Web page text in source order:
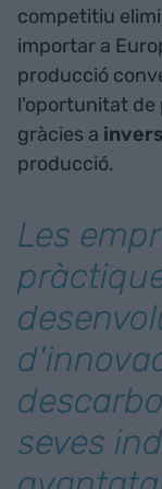
competitiu
importar a
producció
l'oportunitat de
gràcies a
producció.
Les
seves